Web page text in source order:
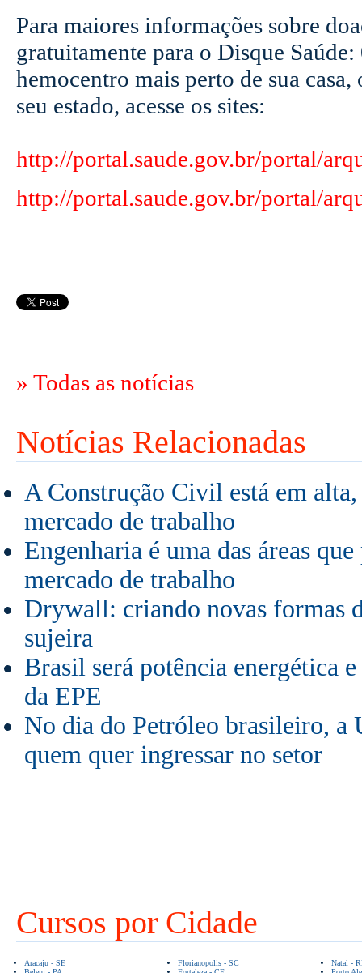
Para maiores informações sobre
gratuitamente para o Disque
hemocentro mais perto de sua casa,
seu estado, acesse os sites:
http://portal.saude.gov.br/portal/
http://portal.saude.gov.br/portal/
» Todas as notícias
Notícias Relacionadas
A Construção Civil está em
mercado de trabalho
Engenharia é uma das áreas
mercado de trabalho
Drywall: criando novas formas
sujeira
Brasil será potência energética
da EPE
No dia do Petróleo brasileiro, a
quem quer ingressar no setor
Cursos por Cidade
Aracaju - SE
Florianopolis - SC
Natal -